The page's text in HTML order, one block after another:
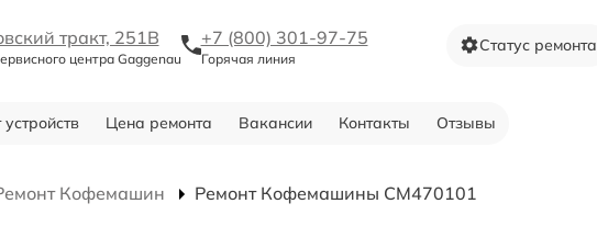
тракт, 251В
центра Gaggenau
+7 (800) 301-97-75
Горячая линия
Статус ремонта
Цена ремонта Вакансии Контакты Отзывы
Кофемашин Ремонт Кофемашины CM470101